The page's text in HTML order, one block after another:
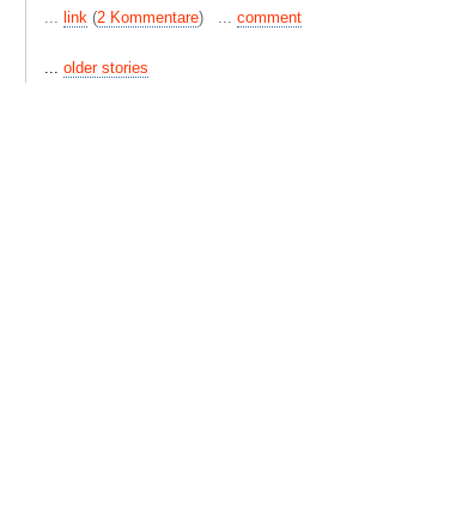
... link (2 Kommentare) ... comment
... older stories